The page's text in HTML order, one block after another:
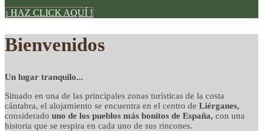
DISFRUTE
detalles cuidados con
mimo
¡ HAZ CLICK AQUÍ !
Bienvenidos
Un lugar tranquilo...
Situado en una de las principales zonas turísticas de la costa
cántabra, el alojamiento se encuentra en el centro de Liérganes,
considerado uno de los pueblos más bonitos de España, con una
historia que se respira en cada uno de sus rincones.